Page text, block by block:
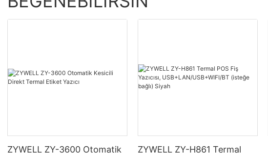
ZYWELL ZY-3600 Otomatik
ZYWELL ZY-H861 Termal